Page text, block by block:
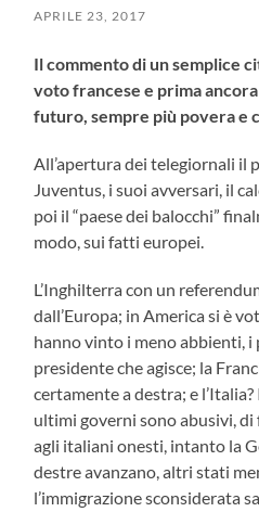
APRILE 23, 2017
Il commento di un semplice
voto francese e prima
futuro, sempre più povera e
All’apertura dei telegiornali il
Juventus, i suoi avversari, il
poi il “paese dei balocchi”
modo, sui fatti europei.
L’Inghilterra con un
dall’Europa; in America si è
hanno vinto i meno abbienti, i
presidente che agisce; la
certamente a destra; e
ultimi governi sono abusivi,
agli italiani onesti, intanto la
destre avanzano, altri stati
l’immigrazione sconsiderata